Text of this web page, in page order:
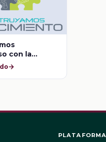
con la
Ramón
PLATAFORMA